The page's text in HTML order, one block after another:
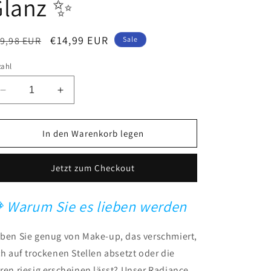
✨
EUR Verkaufspreis
€14,99 EUR Sale
Verringere
die
Menge
✨
Primer
–
porenfreier,
langanhaltender
Glanz
Erhöhe
die
Menge
für
✨
Boosting
Primer
–
porenfreier,
langanhaltender
Glanz
In den Warenkorb legen
Jetzt zum Checkout
Warum Sie es lieben werden
Sie genug von Make-up, das verschmiert,
auf trockenen Stellen absetzt oder die